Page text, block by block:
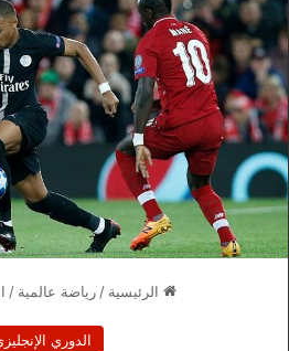
الرئيسية /رياضة عالمية /
الدوري